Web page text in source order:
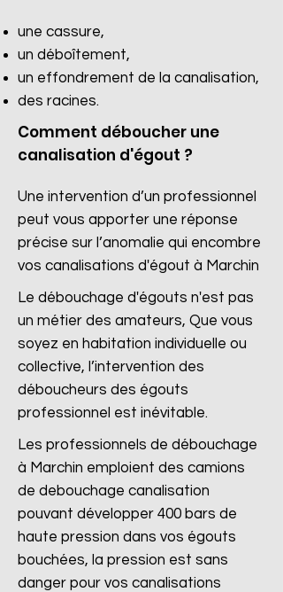
une cassure,
un déboîtement,
un effondrement de la canalisation,
des racines.​
Comment déboucher une
canalisation d'égout ?
Une intervention d’un professionnel
peut vous apporter une réponse
précise sur l’anomalie qui encombre
vos canalisations d'égout à Marchin
Le débouchage d'égouts n'est pas
un métier des amateurs, Que vous
soyez en habitation individuelle ou
collective, l’intervention des
déboucheurs des égouts
professionnel est inévitable.
Les professionnels de débouchage
à Marchin emploient des camions
de debouchage canalisation
pouvant développer 400 bars de
haute pression dans vos égouts
bouchées, la pression est sans
danger pour vos canalisations